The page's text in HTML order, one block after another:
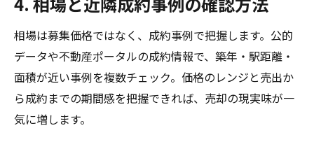
相場は募集価格ではなく、成約事例で把握します。公的
データや不動産ポータルの成約情報で、築年・駅距離・
面積が近い事例を複数チェック。価格のレンジと売出か
ら成約までの期間感を把握できれば、売却の現実味が一
気に増します。